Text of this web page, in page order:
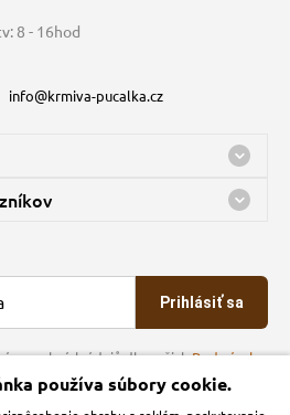
8 - 16hod
info@krmiva-pucalka.cz
08:00 - 16:00
Prihlásiť sa
osobních údajů dle našichPodmínek
používa súbory cookie.